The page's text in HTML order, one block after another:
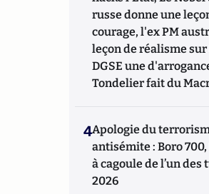
russe donne une
courage, l'ex PM
leçon de réalisme sur
DGSE une
Tondelier fait du
4Apologie du
antisémite : Boro
à cagoule de l’un des
2026